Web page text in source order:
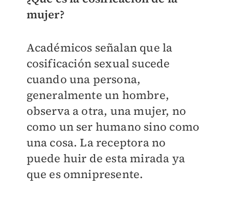
mujer?
Académicos señalan que la
cosificación sexual sucede
cuando una persona,
generalmente un hombre,
observa a otra, una mujer, no
como un ser humano sino como
una cosa. La receptora no
puede huir de esta mirada ya
que es omnipresente.